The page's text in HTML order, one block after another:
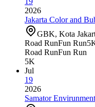
2026
Jakarta Color and
GBK, Kota
Road RunFun Run
Road RunFun Run
5K
Jul
19
2026
Samator Envirunment